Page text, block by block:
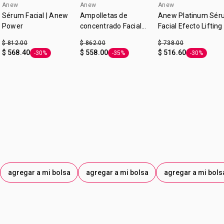
*Basado en un estudio de percepción del consumidor.
Anew
Sérum Facial | Anew
Power
$ 812.00
$ 568.40 Etiqueta -30%
-30%
agregar a mi bolsa
Anew
Ampolletas de
concentrado Facial
Protinol | Anew
$ 862.00
$ 558.00 Etiqueta -35%
-35%
agregar a mi bolsa
Anew
Anew Platinum
Facial Efecto Lifting
$ 738.00
$ 516.60 Etiqueta -
-30%
agregar a mi